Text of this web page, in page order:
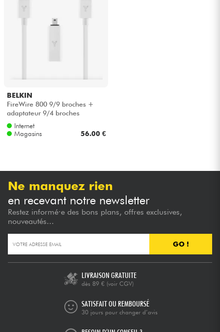
Sono
Eclairage
Vents
Violons & Quatuor
Eveil Musical
BELKIN
FireWire 800 9/9 broches +
adaptateur 9/4 broches
Internet
Magasins
56.00 €
Ne manquez rien
en recevant notre newsletter
Restez informé·e des bons plans, offres exclusives,
nouveautés...
GO !
LIVRAISON GRATUITE
dès 89 € (voir CGV)
SATISFAIT OU REMBOURSÉ
30 jours pour changer d’avis